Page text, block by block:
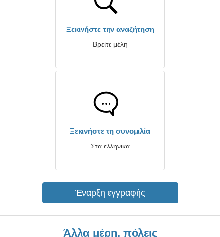
Ξεκινήστε την αναζήτηση
Βρείτε μέλη
Ξεκινήστε τη συνομιλία
Στα ελληνικα
Έναρξη εγγραφής
Άλλα μέρη, πόλεις